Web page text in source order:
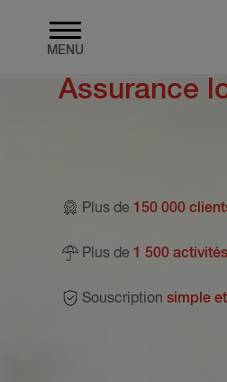
Skip to main content
MENU
Assurance
Plus de 150 000
Plus de 1 500 activités
Souscription simple